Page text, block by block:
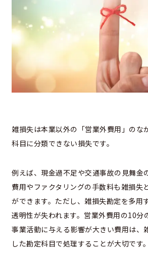
雑損失は本業以外の「営業外費用」のな
科目に分類できない損失です。
例えば、現金過不足や交通事故の見舞金
費用やファクタリングの手数料も雑損失
ができます。ただし、雑損失勘定を多用
透明性が失われます。営業外費用の10分
事業活動に与える影響が大きい費用は、
した勘定科目で処理することが大切です。